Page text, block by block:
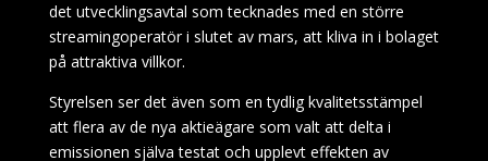
det utvecklingsavtal som tecknades med en större
streamingoperatör i slutet av mars, att kliva in i bolaget
på attraktiva villkor.
Styrelsen ser det även som en tydlig kvalitetsstämpel
att flera av de nya aktieägare som valt att delta i
emissionen själva testat och upplevt effekten av